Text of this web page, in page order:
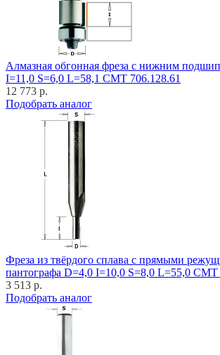
Алмазная обгонная фреза с нижним
I=11,0 S=6,0 L=58,1 CMT 706.128.61
12 773 р.
Подобрать аналог
Фреза из твёрдого сплава с прямыми
пантографа D=4,0 I=10,0 S=8,0 L=55,0 CMT
3 513 р.
Подобрать аналог